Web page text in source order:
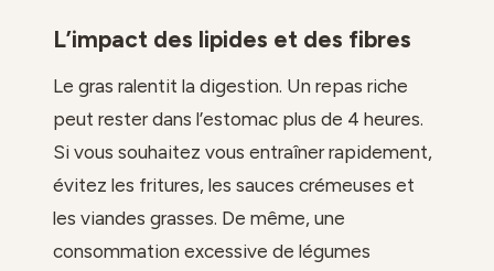
L’impact des lipides et des fibres
Le gras ralentit la digestion. Un repas riche
peut rester dans l’estomac plus de 4 heures.
Si vous souhaitez vous entraîner rapidement,
évitez les fritures, les sauces crémeuses et
les viandes grasses. De même, une
consommation excessive de légumes